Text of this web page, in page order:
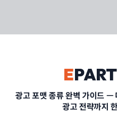
PORTFOLIO
EPART
광고 포맷 종류 완벽 가이드 —
광고 전략까지